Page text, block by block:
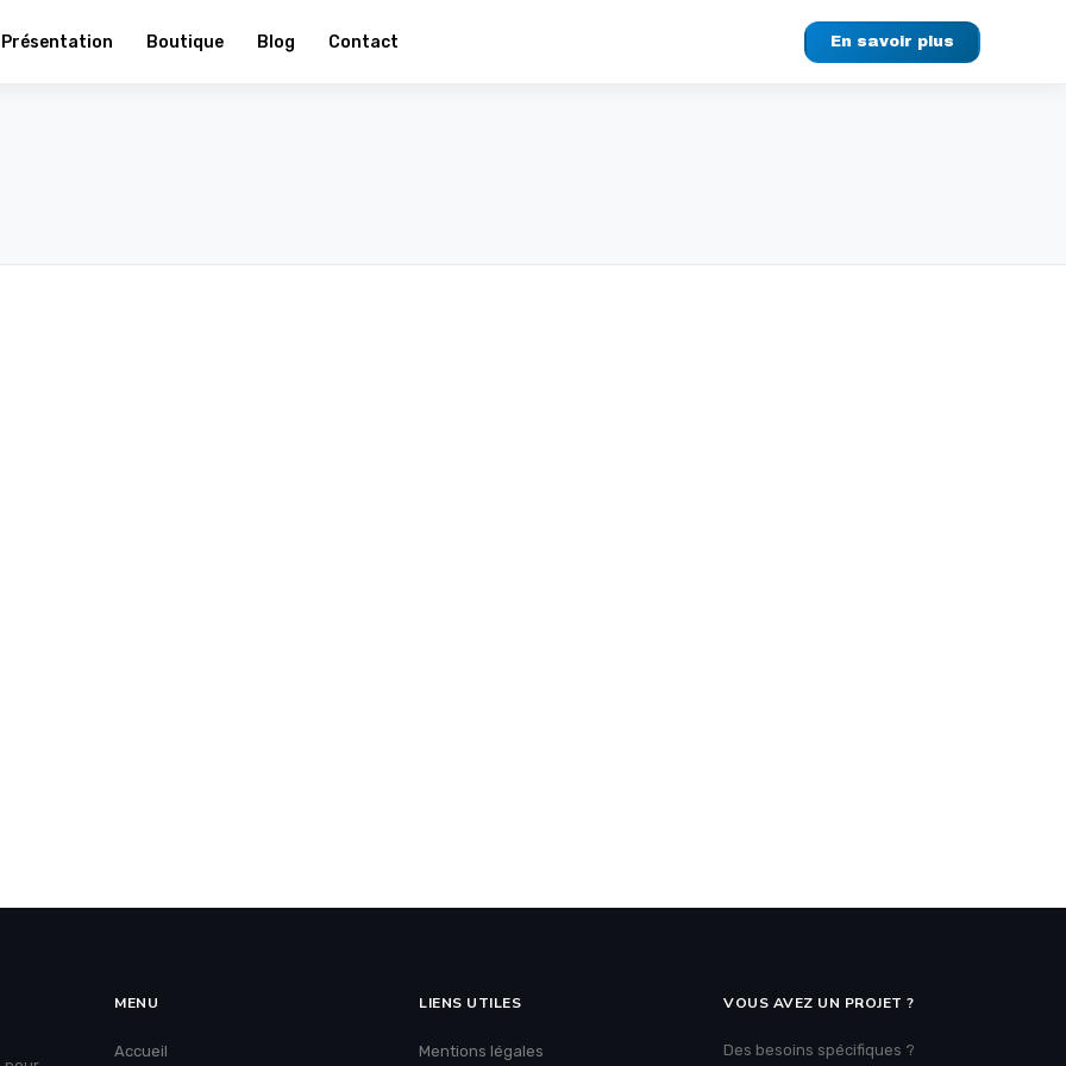
Présentation Boutique Blog Contact En savoir plus
MENU
Accueil
LIENS UTILES
Mentions légales
VOUS AVEZ UN PROJET ?
Des besoins spécifiques ?